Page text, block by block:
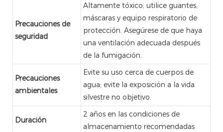
Precauciones de
seguridad
Altamente tóxico; utilice guantes,
máscaras y equipo respiratorio de
protección. Asegúrese de que haya
una ventilación adecuada después
de la fumigación.
Precauciones
ambientales
Evite su uso cerca de cuerpos de
agua; evite la exposición a la vida
silvestre no objetivo.
Duración
2 años en las condiciones de
almacenamiento recomendadas